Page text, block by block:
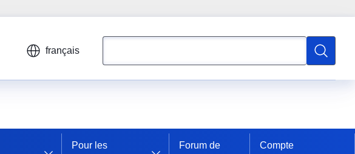
français
Pour les
Forum de
Compte